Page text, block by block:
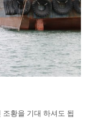
황을 기대 하셔도 됩